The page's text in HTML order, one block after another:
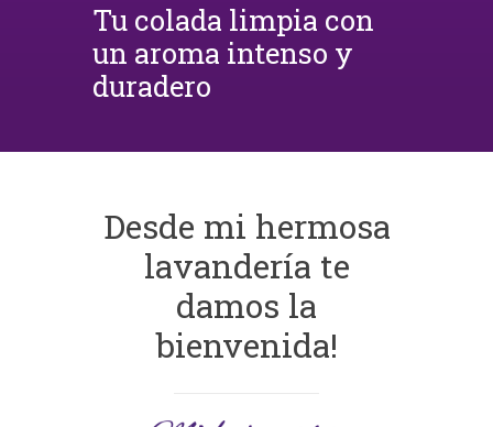
Tu colada limpia con
un aroma intenso y
duradero
Desde mi hermosa
lavandería te
damos la
bienvenida!